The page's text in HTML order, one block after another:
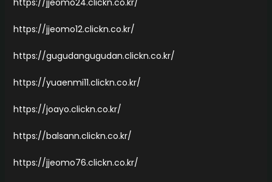
https://jjeomo12.clickn.co.kr/
https://gugudangugudan.clickn.co.kr/
https://yuaenmi11.clickn.co.kr/
https://joayo.clickn.co.kr/
https://balsann.clickn.co.kr/
https://jjeomo76.clickn.co.kr/